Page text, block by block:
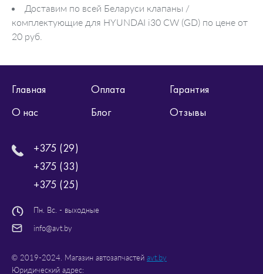
Доставим по всей Беларуси клапаны /
комплектующие для HYUNDAI i30 CW (GD) по цене от
20 руб.
Главная Оплата
Гарантия
О нас
Блог Отзывы
+375 (29)
+375 (33)
+375 (25)
Пн. Вс. - выходные
info@avt.by
© 2019-2024. Магазин автозапчастей avt.by
Юридический адрес: